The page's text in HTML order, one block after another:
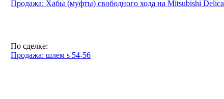
Продажа: Хабы (муфты) свободного хода на Mitsubishi Delica
По сделке:
Продажа: шлем s 54-56